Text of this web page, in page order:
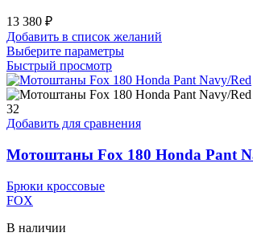
13 380 ₽
Добавить в список желаний
Выберите параметрыЭтот
имеет
несколько
Опции
выбрать
на
Быстрый просмотр
32
Добавить для сравнения
Мотоштаны Fox 180 Honda Pant
Брюки кроссовые
FOX
В наличии